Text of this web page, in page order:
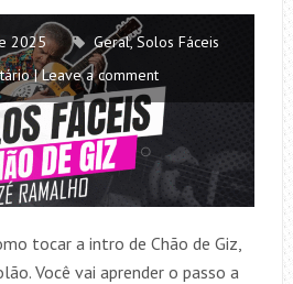
2025 Geral,Solos Fáceis
| Leave a comment
tocar a intro de Chão de Giz,
Você vai aprender o passo a